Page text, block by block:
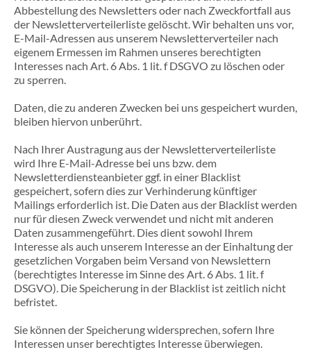
Abbestellung des Newsletters oder nach Zweckfortfall aus
der Newsletterverteilerliste gelöscht. Wir behalten uns vor,
E-Mail-Adressen aus unserem Newsletterverteiler nach
eigenem Ermessen im Rahmen unseres berechtigten
Interesses nach Art. 6 Abs. 1 lit. f DSGVO zu löschen oder
zu sperren.
Daten, die zu anderen Zwecken bei uns gespeichert wurden,
bleiben hiervon unberührt.
Nach Ihrer Austragung aus der Newsletterverteilerliste
wird Ihre E-Mail-Adresse bei uns bzw. dem
Newsletterdiensteanbieter ggf. in einer Blacklist
gespeichert, sofern dies zur Verhinderung künftiger
Mailings erforderlich ist. Die Daten aus der Blacklist werden
nur für diesen Zweck verwendet und nicht mit anderen
Daten zusammengeführt. Dies dient sowohl Ihrem
Interesse als auch unserem Interesse an der Einhaltung der
gesetzlichen Vorgaben beim Versand von Newslettern
(berechtigtes Interesse im Sinne des Art. 6 Abs. 1 lit. f
DSGVO). Die Speicherung in der Blacklist ist zeitlich nicht
befristet.
Sie können der Speicherung widersprechen, sofern Ihre
Interessen unser berechtigtes Interesse überwiegen.